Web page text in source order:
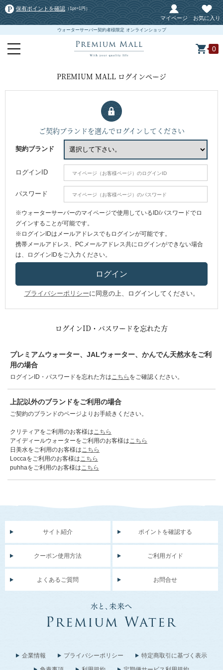
保有ポイントを確認 （1pt=1円）
マイページ お気に入り
ウォーターサーバー契約者様限定 オンラインショップ
0
PREMIUM MALL ログインページ
ご契約ブランドを選んでログインしてください
契約ブランド
ログインID
パスワード
※ウォーターサーバーのマイページで使用しているID/パスワードでロ
グインすることが可能です。
※ログインIDはメールアドレスでもログインが可能です。
携帯メールアドレス、PCメールアドレス共にログインができない場合
は、ログインIDをご入力ください。
プライバシーポリシーに同意の上、ログインしてください。
ログインID・パスワードを忘れた方
プレミアムウォーター、JALウォーター、かんでん天然水をご利
用の場合
ログインID・パスワードを忘れた方はこちら をご確認ください。
上記以外のブランドをご利用の場合
ご契約のブランドのページよりお手続きください。
クリティアをご利用のお客様はこちら
アイディールウォーターをご利用のお客様はこちら
日美水をご利用のお客様はこちら
Loccaをご利用のお客様はこちら
puhhaをご利用のお客様はこちら
サイト紹介 ポイントを確認する
クーポン使用方法 ご利用ガイド
よくあるご質問 お問合せ
企業情報 プライバシーポリシー
特定商取引に基づく表示